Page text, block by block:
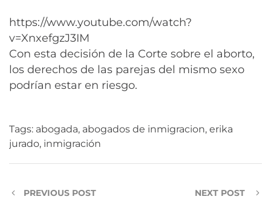
https://www.youtube.com/watch?
v=XnxefgzJ3IM
Con esta decisión de la Corte sobre el aborto,
los derechos de las parejas del mismo sexo
podrían estar en riesgo.
Tags: abogada, abogados de inmigracion, erika
jurado, inmigración
PREVIOUS POST NEXT POST